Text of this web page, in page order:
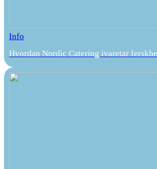
Info
Hvordan Nordic Catering ivaretar